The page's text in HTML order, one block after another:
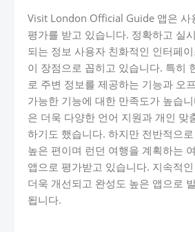
Visit London Official Guide 앱은 사
평가를 받고 있습니다. 정확하고 실
되는 정보 사용자 친화적인 인터페
이 장점으로 꼽히고 있습니다. 특히
로 주변 정보를 제공하는 기능과 오
가능한 기능에 대한 만족도가 높습
은 더욱 다양한 언어 지원과 개인 맞
하기도 했습니다. 하지만 전반적으
높은 편이며 런던 여행을 계획하는
앱으로 평가받고 있습니다. 지속적
더욱 개선되고 완성도 높은 앱으로
됩니다.